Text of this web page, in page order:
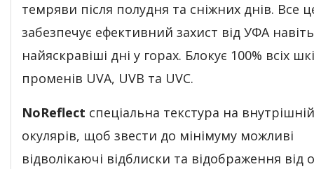
темряви після полудня та сніжних днів. Все
забезпечує ефективний захист від УФА
найяскравіші дні у горах. Блокує 100% всіх
променів UVA, UVB та UVC.
NoReflect спеціальна текстура на
окулярів, щоб звести до мінімуму можливі
відволікаючі відблиски та відображення від